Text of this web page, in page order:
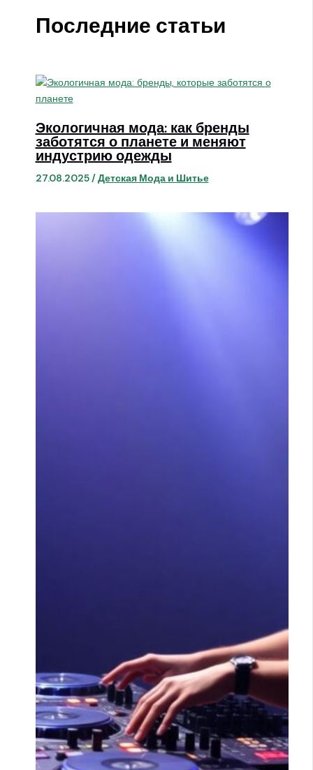
Последние статьи
Экологичная мода: как бренды
заботятся о планете и меняют
индустрию одежды
27.08.2025/Детская Мода и Шитье